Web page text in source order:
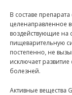
В составе
целенаправленное
воздействующие на
пищеварительную
постепенно, не
исключает
болезней.
Активные вещества